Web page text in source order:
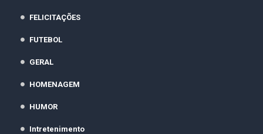
FELICITAÇÕES
FUTEBOL
GERAL
HOMENAGEM
HUMOR
Intretenimento